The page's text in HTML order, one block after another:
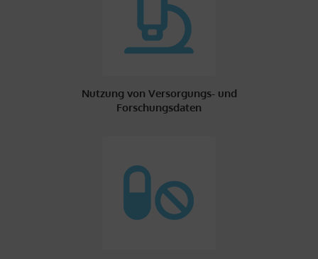
Nutzung von Versorgungs- und
Forschungsdaten